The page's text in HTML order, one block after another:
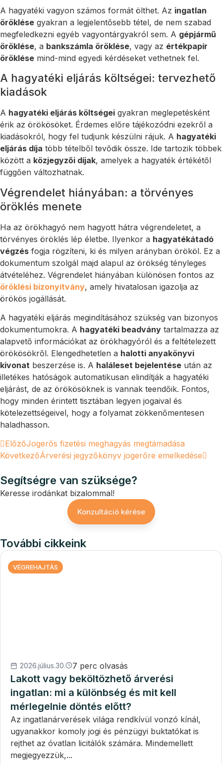
A hagyatéki vagyon számos formát ölthet. Az ingatlan
öröklése gyakran a legjelentősebb tétel, de nem szabad
megfeledkezni egyéb vagyontárgyakról sem. A gépjármű
öröklése, a bankszámla öröklése, vagy az értékpapír
öröklése mind-mind egyedi kérdéseket vethetnek fel.
A hagyatéki eljárás költségei: tervezhető
kiadások
A hagyatéki eljárás költségei gyakran meglepetésként
érik az örökösöket. Érdemes előre tájékozódni ezekről a
kiadásokról, hogy fel tudjunk készülni rájuk. A hagyatéki
eljárás díja több tételből tevődik össze. Ide tartozik többek
között a közjegyzői díjak, amelyek a hagyaték értékétől
függően változhatnak.
Végrendelet hiányában: a törvényes
öröklés menete
Ha az örökhagyó nem hagyott hátra végrendeletet, a
törvényes öröklés lép életbe. Ilyenkor a hagyatékátadó
végzés fogja rögzíteni, ki és milyen arányban örököl. Ez a
dokumentum szolgál majd alapul az örökség tényleges
átvételéhez. Végrendelet hiányában különösen fontos az
öröklési bizonyítvány, amely hivatalosan igazolja az
örökös jogállását.
A hagyatéki eljárás megindításához szükség van bizonyos
dokumentumokra. A hagyatéki beadvány tartalmazza az
alapvető információkat az örökhagyóról és a feltételezett
örökösökről. Elengedhetetlen a halotti anyakönyvi
kivonat beszerzése is. A haláleset bejelentése után az
illetékes hatóságok automatikusan elindítják a hagyatéki
eljárást, de az örökösöknek is vannak teendőik. Fontos,
hogy minden érintett tisztában legyen jogaival és
kötelezettségeivel, hogy a folyamat zökkenőmentesen
haladhasson.
ElőzőJogerős fizetési meghagyás megtámadása
KövetkezőÁrverési jegyzőkönyv jogerőre emelkedése
Segítségre van szüksége?
Keresse irodánkat bizalommal!
Konzultáció kérése
További cikkeink
VÉGREHAJTÁS
2026.július.30. 7 perc olvasás
Lakott vagy beköltözhető árverési
ingatlan: mi a különbség és mit kell
mérlegelnie döntés előtt?
Az ingatlanárverések világa rendkívül vonzó kínál,
ugyanakkor komoly jogi és pénzügyi buktatókat is
rejthet az óvatlan licitálók számára. Mindemellett
megjegyezzük,...